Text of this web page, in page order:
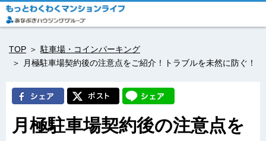
TOP
駐車場・コインパーキング
月極駐車場契約後の注意点をご紹介！トラブルを未然に防ぐ！
月極駐車場契約後の注意点を